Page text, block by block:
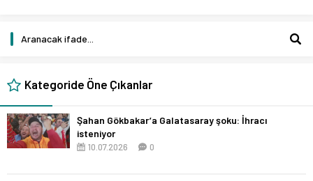
Kategoride Öne Çıkanlar
Şahan Gökbakar’a Galatasaray şoku: İhracı
isteniyor
10.07.2026 0